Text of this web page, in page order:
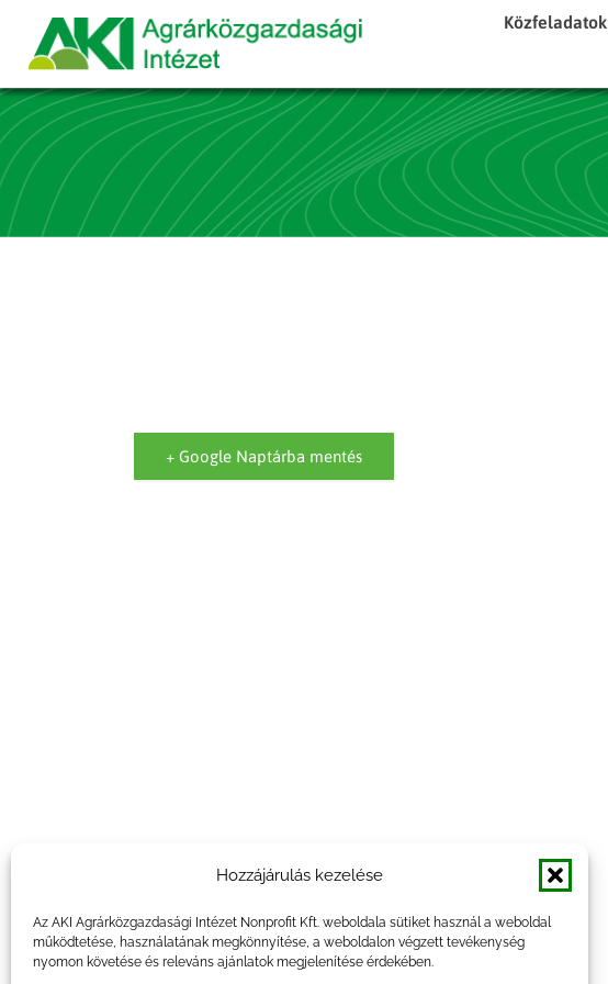
Hozzájárulás kezelése
Az AKI Agrárközgazdasági Intézet Nonprofit Kft. weboldala sütiket használ a weboldal
működtetése, használatának megkönnyítése, a weboldalon végzett tevékenység
nyomon követése és releváns ajánlatok megjelenítése érdekében.
Közfeladatok
+ Google Naptárba mentés